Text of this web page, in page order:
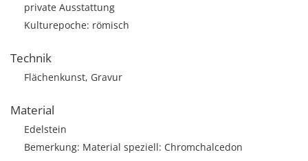
private Ausstattung
Kulturepoche: römisch
Technik
Flächenkunst, Gravur
Material
Edelstein
Bemerkung: Material speziell: Chromchalcedon